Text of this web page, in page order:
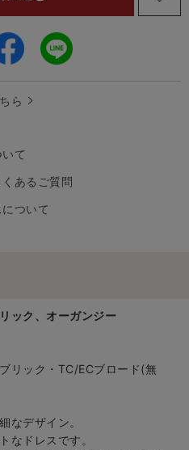
ら
て
あるご質問
ついて
リック、オーガンジー
リック・TC/ECブロード(無
なデザイン。
なドレスです。